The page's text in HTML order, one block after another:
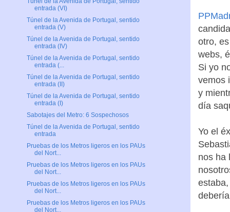
otro,
webs,
Si yo
vemos
y
día
Yo el
nos
entrada (VI)
Túnel de la Avenida de Portugal, sentido
entrada (V)
Túnel de la Avenida de Portugal, sentido
entrada (IV)
Túnel de la Avenida de Portugal, sentido
entrada (...
Túnel de la Avenida de Portugal, sentido
entrada (II)
Túnel de la Avenida de Portugal, sentido
entrada (I)
Sabotajes del Metro: 6 Sospechosos
Túnel de la Avenida de Portugal, sentido
entrada
Pruebas de los Metros ligeros en los PAUs
del Nort...
Pruebas de los Metros ligeros en los PAUs
del Nort...
Pruebas de los Metros ligeros en los PAUs
del Nort...
Pruebas de los Metros ligeros en los PAUs
del Nort...